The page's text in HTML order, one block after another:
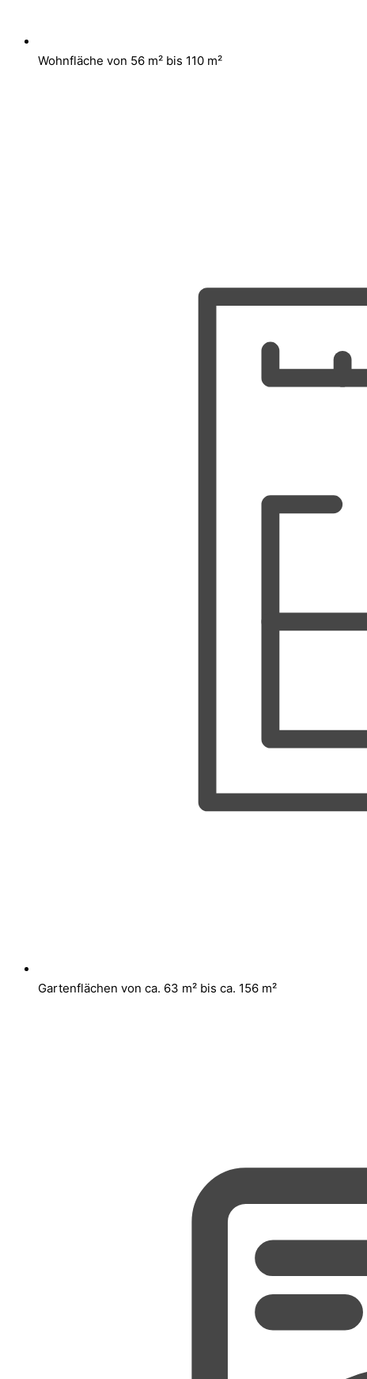
Wohnfläche von 56 m² bis 110 m²
Gartenflächen von ca. 63 m² bis ca. 156 m²